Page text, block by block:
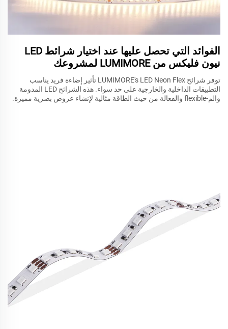
الفوائد التي تحصل عليها عند اختيار شرائط LED
نيون فليكس من LUMIMORE لمشروعك
توفر شرائح LUMIMORE's LED Neon Flex تأثير إضاءة فريد يناسب
التطبيقات الداخلية والخارجية على حد سواء. هذه الشرائح LED المدومة
والم-flexible والفعالة من حيث الطاقة مثالية لإنشاء عروض بصرية مميزة.